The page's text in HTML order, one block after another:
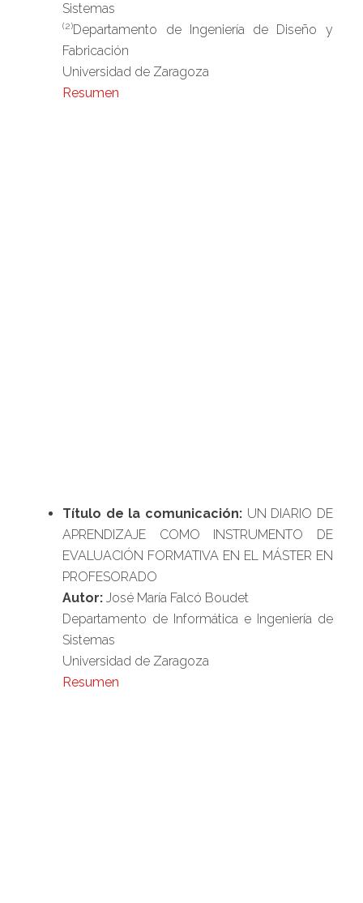
Sistemas
(2)Departamento de Ingeniería de Diseño y
Fabricación
Universidad de Zaragoza
Resumen
Título de la comunicación: UN DIARIO DE
APRENDIZAJE COMO INSTRUMENTO DE
EVALUACIÓN FORMATIVA EN EL MÁSTER EN
PROFESORADO
Autor:José María Falcó Boudet
Departamento de Informática e Ingeniería de
Sistemas
Universidad de Zaragoza
Resumen